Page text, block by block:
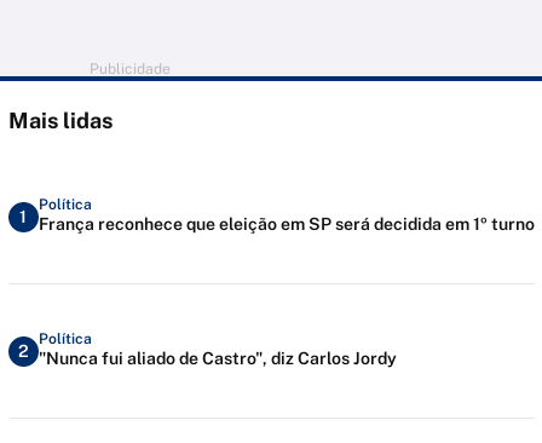
Publicidade
Mais lidas
1
Política
França reconhece que eleição em SP será decidida em 1º turno
2
Política
"Nunca fui aliado de Castro", diz Carlos Jordy